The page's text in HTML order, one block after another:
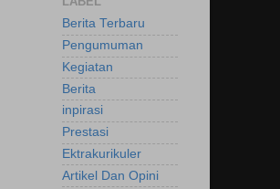
Berita Terbaru
Pengumuman
Kegiatan
Berita
inpirasi
Prestasi
Ektrakurikuler
Artikel Dan Opini